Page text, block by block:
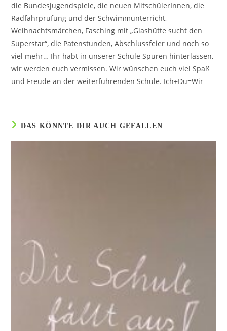
die Bundesjugendspiele, die neuen MitschülerInnen, die
Radfahrprüfung und der Schwimmunterricht,
Weihnachtsmärchen, Fasching mit „Glashütte sucht den
Superstar“, die Patenstunden, Abschlussfeier und noch so
viel mehr… Ihr habt in unserer Schule Spuren hinterlassen,
wir werden euch vermissen. Wir wünschen euch viel Spaß
und Freude an der weiterführenden Schule. Ich+Du=Wir
DAS KÖNNTE DIR AUCH GEFALLEN